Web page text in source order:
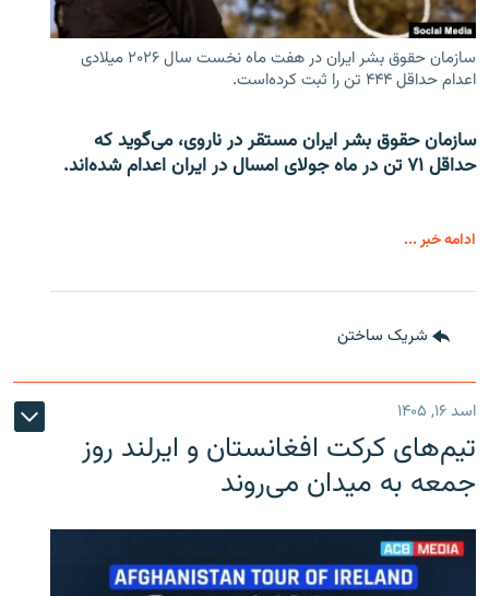
سازمان حقوق بشر ایران در هفت ماه نخست سال ۲۰۲۶ میلادی
اعدام حداقل ۴۴۴ تن را ثبت کرده‌است.
سازمان حقوق بشر ایران مستقر در ناروی، می‌گوید که
حداقل ۷۱ تن در ماه جولای امسال در ایران اعدام شده‌اند.
ادامه خبر ...
شریک ساختن
اسد ۱۶, ۱۴۰۵
تیم‌های کرکت افغانستان و ایرلند روز
جمعه به میدان می‌روند